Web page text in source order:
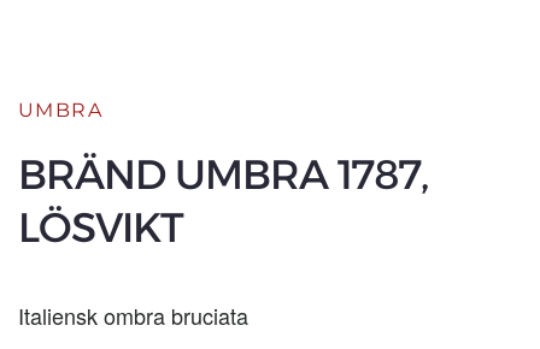
UMBRA
BRÄND UMBRA 1787,
LÖSVIKT
Italiensk ombra bruciata